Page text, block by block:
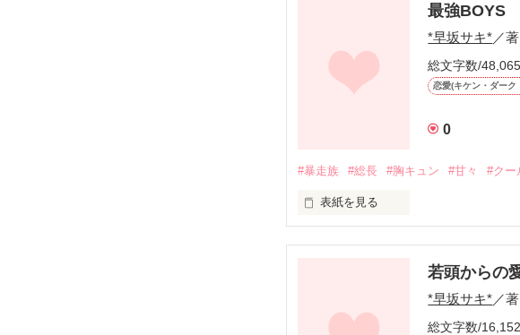
なんやかんやで始まった2人の恋は？
所謂、不良。
そんなヤバイやつと一ヶ月ほど前か
総合ランキング初回72位！
ありがとうございます！
これからもどうぞ、よろしくお願い
最強BOYS
*早坂サキ*／著
総文字数/48,065
恋愛(キケン・ダーク
0
#暴走族 #総長 #胸キュン #甘々 #クー
表紙を見る
だが、彼らは最強とは程遠く。
若頭からの
*早坂サキ*／著
総文字数/16,152